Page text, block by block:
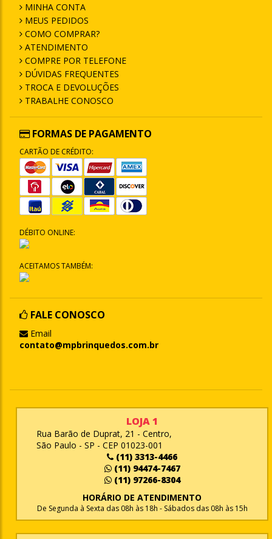
MINHA CONTA
MEUS PEDIDOS
COMO COMPRAR?
ATENDIMENTO
COMPRE POR TELEFONE
DÚVIDAS FREQUENTES
TROCA E DEVOLUÇÕES
TRABALHE CONOSCO
FORMAS DE PAGAMENTO
CARTÃO DE CRÉDITO:
DÉBITO ONLINE:
ACEITAMOS TAMBÉM:
FALE CONOSCO
Email
contato@mpbrinquedos.com.br
LOJA 1
Rua Barão de Duprat, 21 - Centro,
São Paulo - SP - CEP 01023-001
(11) 3313-4466
(11) 94474-7467
(11) 97266-8304
HORÁRIO DE ATENDIMENTO
De Segunda à Sexta das 08h às 18h - Sábados das 08h às 15h